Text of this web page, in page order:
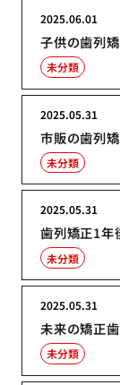
子供の歯列
2025.06.01
未分類
市販の歯列
2025.05.31
未分類
歯列矯正1年
2025.05.31
未分類
未来の矯正
2025.05.31
未分類